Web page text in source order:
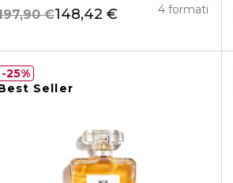
148,42 €
€ 4 formati
Seller
25%